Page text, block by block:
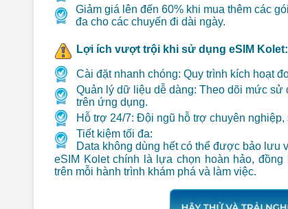
Giảm giá lên đến 60% khi mua thêm các
đa cho các chuyến đi dài ngày.
Lợi ích vượt trội khi sử dụng eSIM Kolet:
Cài đặt nhanh chóng: Quy trình kích hoạt
Quản lý dữ liệu dễ dàng: Theo dõi mức
trên ứng dụng.
Hỗ trợ 24/7: Đội ngũ hỗ trợ chuyên nghiệp,
Tiết kiệm tối đa:
Data không dùng hết có thể được bảo lưu
eSIM Kolet chính là lựa chọn hoàn hảo,
trên mỗi hành trình khám phá và làm việc.